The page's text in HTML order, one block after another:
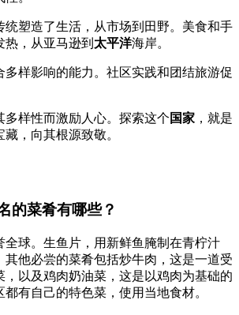
统塑造了生活，从市场到田野。美食和手
热，从亚马逊到 太平洋海岸。
多样影响的能力。社区实践和团结旅游促
多样性而激励人心。探索这个 国家 ，就是
，向其根源致敬。
的菜肴有哪些？
全球。生鱼片，用新鲜鱼腌制在青柠汁
其他必尝的菜肴包括炒牛肉，这是一道受
，以及鸡肉奶油菜，这是以鸡肉为基础的
有自己的特色菜，使用当地食材。